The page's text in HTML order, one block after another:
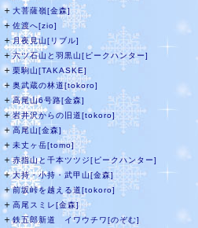
＋ 大菩薩嶺[金森]
＋ 佐渡へ[zio]
＋月夜見山[リブル]
＋六ツ石山と羽黒山[ピークハンター]
＋ 栗駒山[TAKASKE]
＋ 奥武蔵の林道[tokoro]
＋高尾山6号路[金森]
＋岩井沢からの旧道[tokoro]
＋ 高尾山[金森]
＋ 未丈ヶ岳[tomo]
＋赤指山と千本ツツジ[ピークハンター]
＋大持・小持・武甲山[金森]
＋前坂峠を越える道[tokoro]
＋ 高尾スミレ[金森]
＋鉄五郎新道 イワウチワ[のぞむ]